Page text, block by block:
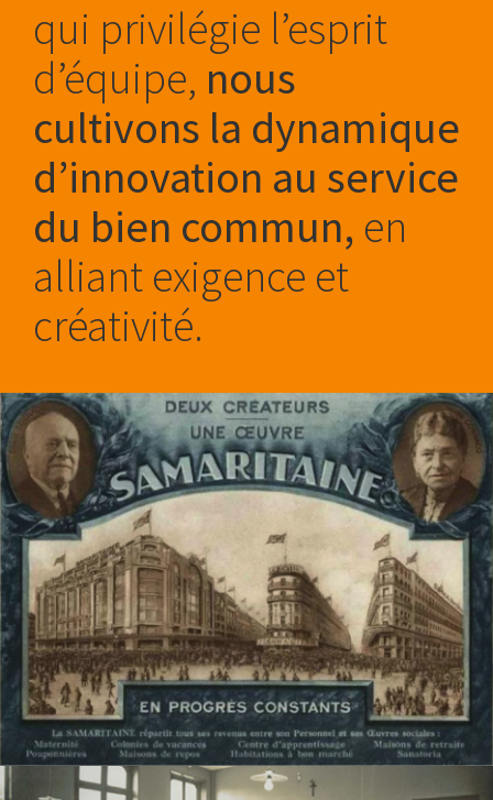
qui privilégie l’esprit
d’équipe, nous
cultivons la dynamique
d’innovation au service
du bien commun, en
alliant exigence et
créativité.